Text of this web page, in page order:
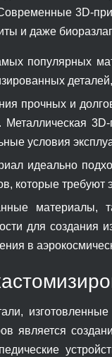
3D-
и даже
популярных
прочных и
Металлическая
условия
идеально
которые требуют
материалы,
для создания
в
является